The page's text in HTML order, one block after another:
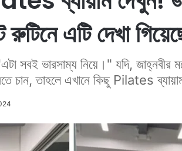
এটি দেখা
সবই ভারসাম্য নিয়ে।" যদি,
চান, তাহলে এখানে কিছু Pilates